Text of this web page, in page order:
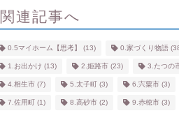
関連記事へ
0.5マイホーム【思考】 (13) 0.家づくり物語
1.お出かけ (13) 2.姫路市(23) 3.たつの
4.相生市(7) 5.太子町(3) 6.宍粟市(3)
7.佐用町(1) 8.高砂市(2) 9.赤穂市(3)